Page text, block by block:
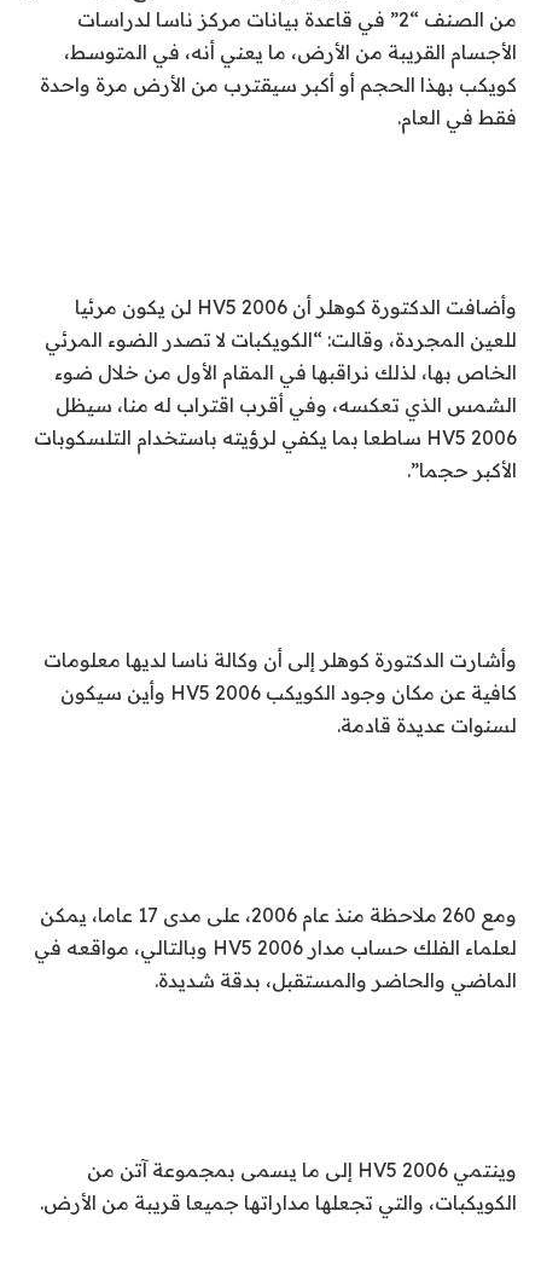
من الصنف “2” في قاعدة بيانات مركز ناسا لدراسات
الأجسام القريبة من الأرض، ما يعني أنه، في المتوسط،
كويكب بهذا الحجم أو أكبر سيقترب من الأرض مرة واحدة
فقط في العام.
وأضافت الدكتورة كوهلر أن 2006 HV5 لن يكون مرئيا
للعين المجردة، وقالت: “الكويكبات لا تصدر الضوء المرئي
الخاص بها، لذلك نراقبها في المقام الأول من خلال ضوء
الشمس الذي تعكسه، وفي أقرب اقتراب له منا، سيظل
2006 HV5 ساطعا بما يكفي لرؤيته باستخدام التلسكوبات
الأكبر حجما”.
وأشارت الدكتورة كوهلر إلى أن وكالة ناسا لديها معلومات
كافية عن مكان وجود الكويكب 2006 HV5 وأين سيكون
لسنوات عديدة قادمة.
ومع 260 ملاحظة منذ عام 2006، على مدى 17 عاما، يمكن
لعلماء الفلك حساب مدار 2006 HV5 وبالتالي، مواقعه في
الماضي والحاضر والمستقبل، بدقة شديدة.
وينتمي 2006 HV5 إلى ما يسمى بمجموعة آتن من
الكويكبات، والتي تجعلها مداراتها جميعا قريبة من الأرض.